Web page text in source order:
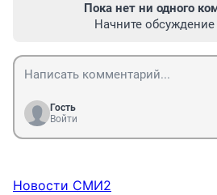
Пока нет ни одного
Начните
Гость
Войти
Новости СМИ2